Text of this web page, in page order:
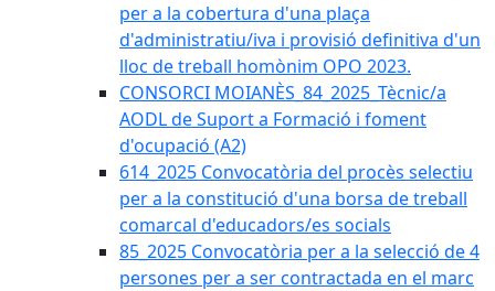
per a la cobertura d'una plaça
d'administratiu/iva i provisió definitiva d'un
lloc de treball homònim OPO 2023.
CONSORCI MOIANÈS_84_2025_Tècnic/a
AODL de Suport a Formació i foment
d'ocupació (A2)
614_2025 Convocatòria del procès selectiu
per a la constitució d'una borsa de treball
comarcal d'educadors/es socials
85_2025 Convocatòria per a la selecció de 4
persones per a ser contractada en el marc